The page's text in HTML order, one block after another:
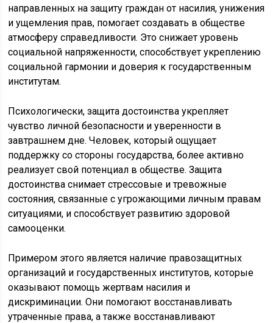
направленных на защиту граждан от насилия, унижения
и ущемления прав, помогает создавать в обществе
атмосферу справедливости. Это снижает уровень
социальной напряженности, способствует укреплению
социальной гармонии и доверия к государственным
институтам.
Психологически, защита достоинства укрепляет
чувство личной безопасности и уверенности в
завтрашнем дне. Человек, который ощущает
поддержку со стороны государства, более активно
реализует свой потенциал в обществе. Защита
достоинства снимает стрессовые и тревожные
состояния, связанные с угрожающими личным правам
ситуациями, и способствует развитию здоровой
самооценки.
Примером этого является наличие правозащитных
организаций и государственных институтов, которые
оказывают помощь жертвам насилия и
дискриминации. Они помогают восстанавливать
утраченные права, а также восстанавливают